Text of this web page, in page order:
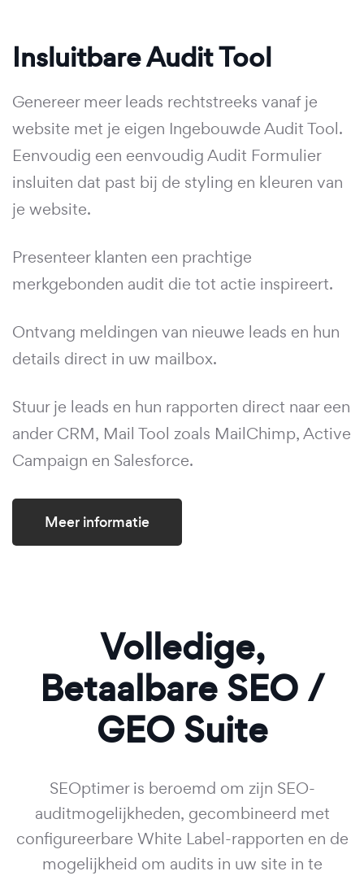
Insluitbare Audit Tool
Genereer meer leads rechtstreeks vanaf je
website met je eigen Ingebouwde Audit Tool.
Eenvoudig een eenvoudig Audit Formulier
insluiten dat past bij de styling en kleuren van
je website.
Presenteer klanten een prachtige
merkgebonden audit die tot actie inspireert.
Ontvang meldingen van nieuwe leads en hun
details direct in uw mailbox.
Stuur je leads en hun rapporten direct naar een
ander CRM, Mail Tool zoals MailChimp, Active
Campaign en Salesforce.
Meer informatie
Volledige,
Betaalbare SEO /
GEO Suite
SEOptimer is beroemd om zijn SEO-
auditmogelijkheden, gecombineerd met
configureerbare White Label-rapporten en de
mogelijkheid om audits in uw site in te